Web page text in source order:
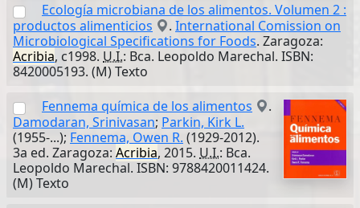
Ecología microbiana de los alimentos. Volumen 2 :
productos alimenticios
. International Comission on
Microbiological Specifications for Foods. Zaragoza:
Acribia, c1998. U.I.: Bca. Leopoldo Marechal. ISBN:
8420005193. (M) Texto
Fennema química de los alimentos
.
Damodaran, Srinivasan; Parkin, Kirk L.
(1955-...); Fennema, Owen R. (1929-2012).
3a ed. Zaragoza: Acribia, 2015. U.I.: Bca.
Leopoldo Marechal. ISBN: 9788420011424.
(M) Texto